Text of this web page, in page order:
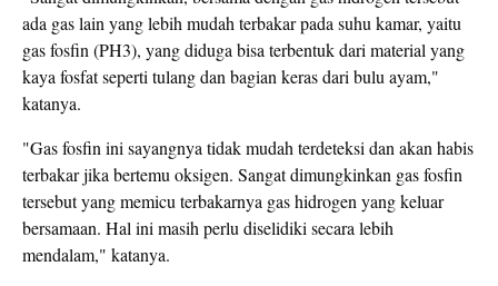
ada gas lain yang lebih mudah terbakar pada suhu kamar, yaitu
gas fosfin (PH3), yang diduga bisa terbentuk dari material yang
kaya fosfat seperti tulang dan bagian keras dari bulu ayam,"
katanya.
"Gas fosfin ini sayangnya tidak mudah terdeteksi dan akan habis
terbakar jika bertemu oksigen. Sangat dimungkinkan gas fosfin
tersebut yang memicu terbakarnya gas hidrogen yang keluar
bersamaan. Hal ini masih perlu diselidiki secara lebih
mendalam," katanya.